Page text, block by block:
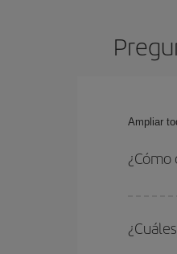
Ampliar
flexible